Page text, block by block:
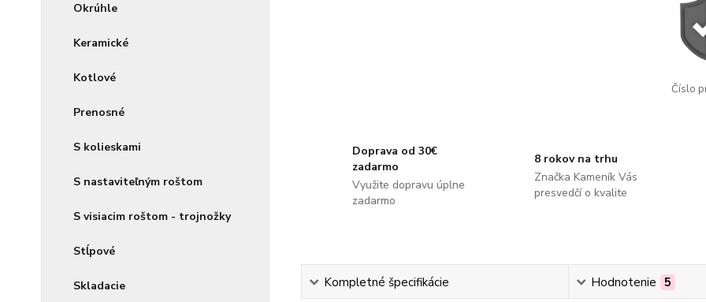
Okrúhle
Keramické
Kotlové
Prenosné
S kolieskami
S nastaviteľným roštom
S visiacim roštom - trojnožky
Stĺpové
Skladacie
Číslo
Doprava od 30€
zadarmo
Využite dopravu úplne
zadarmo
8 rokov na trhu
Značka Kameník Vás
presvedčí o kvalite
Kompletné špecifikácie Hodnotenie 5